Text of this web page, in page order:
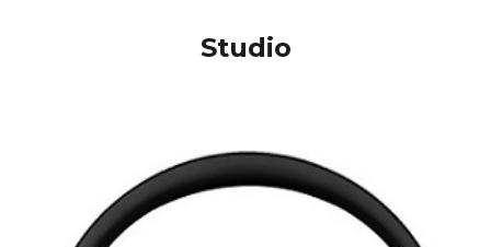
Studio